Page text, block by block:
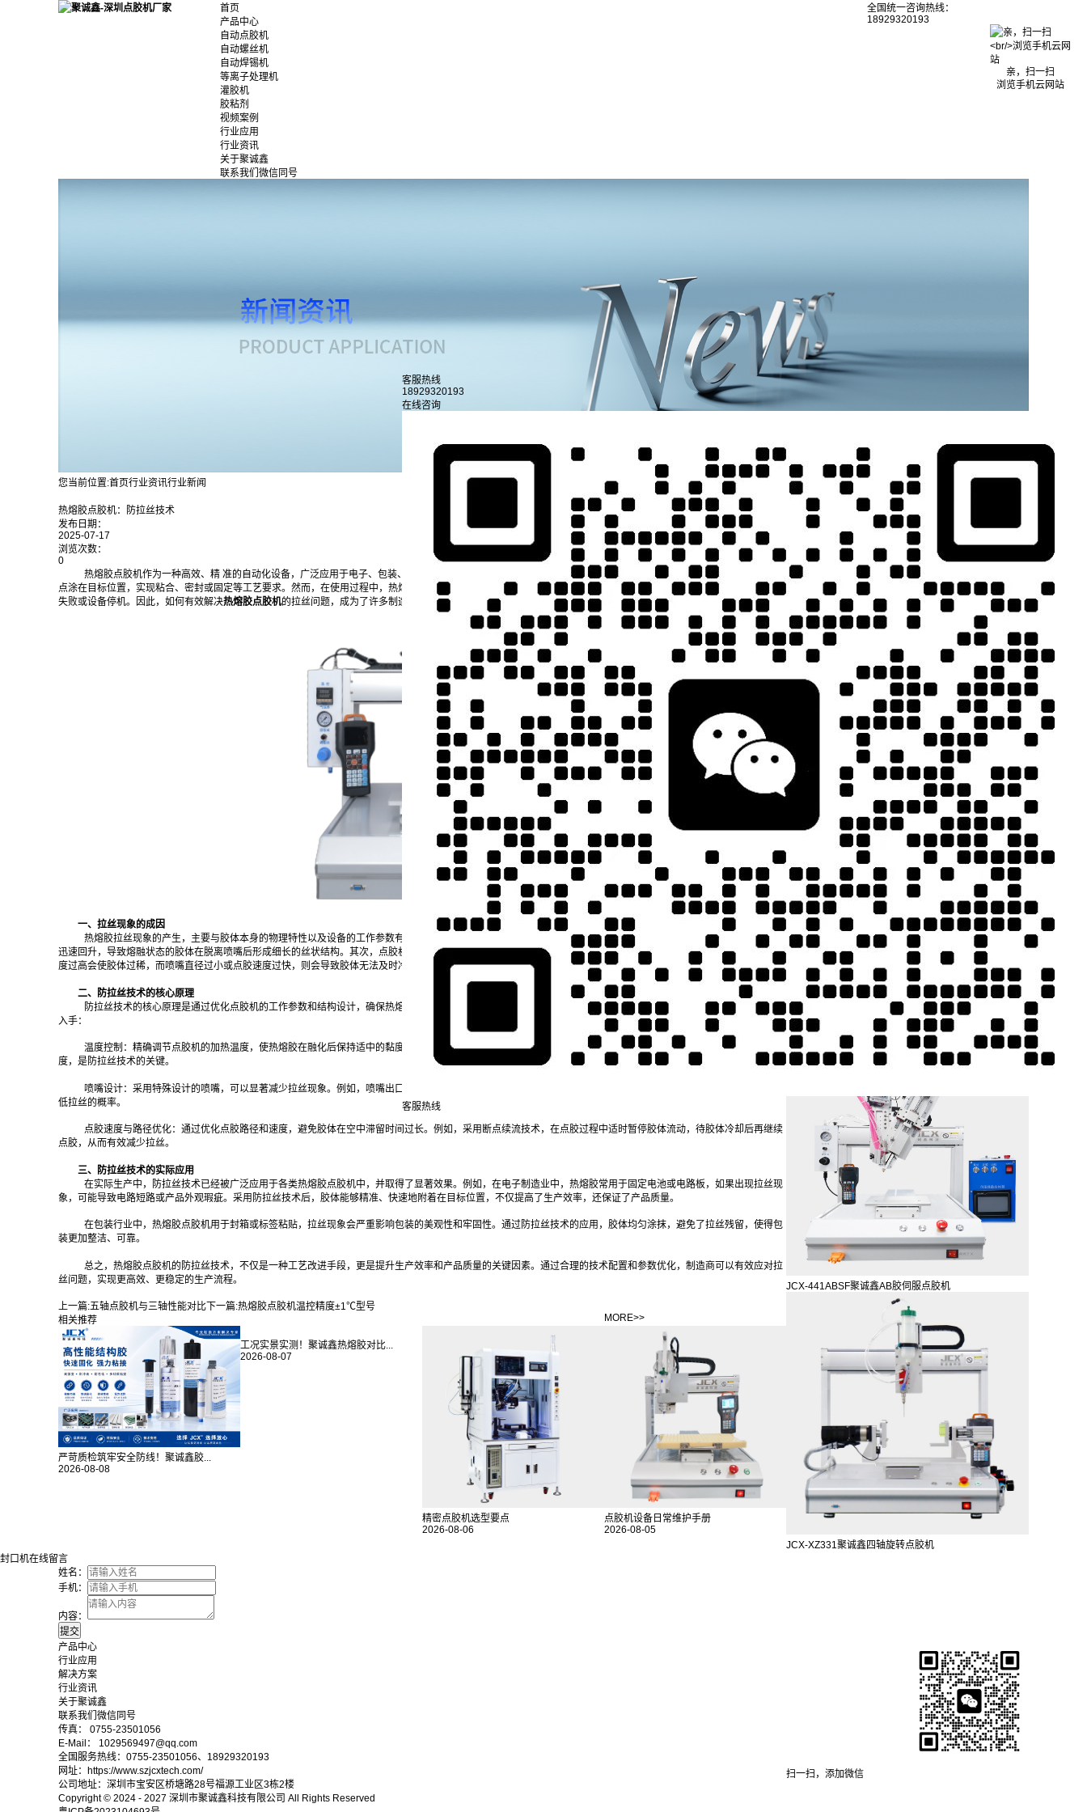
首页
产品中心
自动点胶机
自动螺丝机
自动焊锡机
等离子处理机
灌胶机
胶粘剂
视频案例
行业应用
行业资讯
关于聚诚鑫
联系我们微信同号
全国统一咨询热线：
18929320193
您当前位置:首页行业资讯行业新闻
行业新闻
热熔胶点胶机：防拉丝技术
发布日期：
2025-07-17
浏览次数：
0
热熔胶点胶机作为一种高效、精 准的自动化设备，广泛应用于电子、包装、汽车、医疗等多个领域。其核心功能是通过将固态的热熔胶加热融化后，以液态形式精确
点涂在目标位置，实现粘合、密封或固定等工艺要求。然而，在使用过程中，热熔胶从喷嘴流出后，常常会出现拉丝现象，这不仅影响了产品的外观质量，还可能导致工艺
失败或设备停机。因此，如何有效解决热熔胶点胶机的拉丝问题，成为了许多制造商关注的焦点。
一、拉丝现象的成因
热熔胶拉丝现象的产生，主要与胶体本身的物理特性以及设备的工作参数有关。首先，热熔胶在高温下融化后，黏度会显著降低，流动性增强，但冷却过程中，黏度
迅速回升，导致熔融状态的胶体在脱离喷嘴后形成细长的丝状结构。其次，点胶机的工作温度、喷嘴直径、点胶速度等参数设置不当，也会加剧拉丝现象的发生。例如，温
度过高会使胶体过稀，而喷嘴直径过小或点胶速度过快，则会导致胶体无法及时冷却，从而形成拉丝。
二、防拉丝技术的核心原理
防拉丝技术的核心原理是通过优化点胶机的工作参数和结构设计，确保热熔胶在喷出后的冷却速度与流动速度达到平衡。具体来说，防拉丝技术通常从以下几个方面
入手：
温度控制：精确调节点胶机的加热温度，使热熔胶在融化后保持适中的黏度。温度过高或过低都会引发拉丝问题，因此，通过智能温控系统，实时监测和调整胶体温
度，是防拉丝技术的关键。
喷嘴设计：采用特殊设计的喷嘴，可以显著减少拉丝现象。例如，喷嘴出口处设计有冷却结构，能够加速胶体的冷却过程；或者采用多孔喷嘴，使胶体均匀分散，降
低拉丝的概率。
点胶速度与路径优化：通过优化点胶路径和速度，避免胶体在空中滞留时间过长。例如，采用断点续流技术，在点胶过程中适时暂停胶体流动，待胶体冷却后再继续
点胶，从而有效减少拉丝。
三、防拉丝技术的实际应用
在实际生产中，防拉丝技术已经被广泛应用于各类热熔胶点胶机中，并取得了显著效果。例如，在电子制造业中，热熔胶常用于固定电池或电路板，如果出现拉丝现
象，可能导致电路短路或产品外观瑕疵。采用防拉丝技术后，胶体能够精准、快速地附着在目标位置，不仅提高了生产效率，还保证了产品质量。
在包装行业中，热熔胶点胶机用于封箱或标签粘贴，拉丝现象会严重影响包装的美观性和牢固性。通过防拉丝技术的应用，胶体均匀涂抹，避免了拉丝残留，使得包
装更加整洁、可靠。
总之，热熔胶点胶机的防拉丝技术，不仅是一种工艺改进手段，更是提升生产效率和产品质量的关键因素。通过合理的技术配置和参数优化，制造商可以有效应对拉
丝问题，实现更高效、更稳定的生产流程。‍
上一篇:五轴点胶机与三轴性能对比 下一篇:热熔胶点胶机温控精度±1℃型号
相关推荐
MORE>>
严苛质检筑牢安全防线！聚诚鑫胶...
2026-08-08
精密点胶机选型要点
2026-08-06
点胶机设备日常维护手册
2026-08-05
相关推荐
JCX-PUR331聚诚鑫热熔胶点胶机
JCX-UV5311 聚诚鑫双工位UV胶点胶固化一体机
JCX-441ABSF聚诚鑫AB胶伺服点胶机
JCX-XZ331聚诚鑫四轴旋转点胶机
封口机在线留言
姓名：
手机：
内容：
产品中心
行业应用
解决方案
行业资讯
关于聚诚鑫
联系我们微信同号
传真： 0755-23501056
E-Mail： 1029569497@qq.com
全国服务热线：0755-23501056、18929320193
网址：https://www.szjcxtech.com/
公司地址：深圳市宝安区桥塘路28号福源工业区3栋2楼
扫一扫，添加微信
Copyright © 2024 - 2027 深圳市聚诚鑫科技有限公司 All Rights Reserved
客服热线
18929320193
在线咨询
客服热线
亲，扫一扫
浏览手机云网站